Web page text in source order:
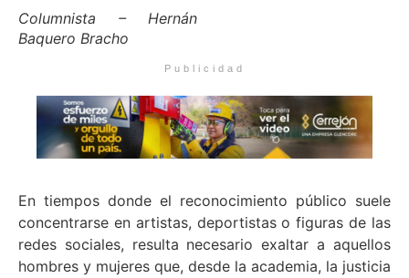
Columnista – Hernán
Baquero Bracho
Publicidad
En tiempos donde el reconocimiento público suele
concentrarse en artistas, deportistas o figuras de las
redes sociales, resulta necesario exaltar a aquellos
hombres y mujeres que, desde la academia, la justicia